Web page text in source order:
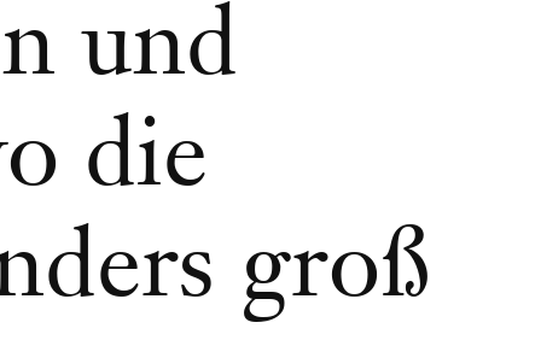
und
die
groß